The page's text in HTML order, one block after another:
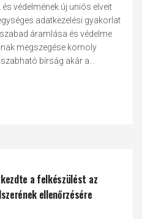
védelmének új uniós elveit
adatkezelési gyakorlat
áramlása és védelme
megszegése komoly
bírság akár a...
a felkészülést az
ellenőrzésére